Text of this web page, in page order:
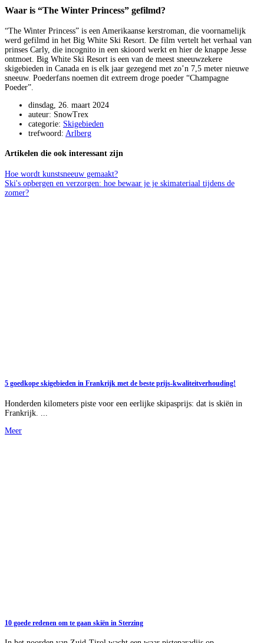
Waar is “The Winter Princess” gefilmd?
“The Winter Princess” is een Amerikaanse kerstroman, die voornamelijk
werd gefilmd in het Big White Ski Resort. De film vertelt het verhaal van
prinses Carly, die incognito in een skioord werkt en hier de knappe Jesse
ontmoet. Big White Ski Resort is een van de meest sneeuwzekere
skigebieden in Canada en is elk jaar gezegend met zo’n 7,5 meter nieuwe
sneeuw. Poederfans noemen dit extreem droge poeder “Champagne
Poeder”.
dinsdag, 26. maart 2024
auteur: SnowTrex
categorie: Skigebieden
trefwoord: Arlberg
Artikelen die ook interessant zijn
Hoe wordt kunstsneeuw gemaakt?
Ski's opbergen en verzorgen: hoe bewaar je je skimateriaal tijdens de
zomer?
5 goedkope skigebieden in Frankrijk met de beste prijs-kwaliteitverhouding!
Honderden kilometers piste voor een eerlijke skipasprijs: dat is skiën in
Frankrijk. ...
Meer
10 goede redenen om te gaan skiën in Sterzing